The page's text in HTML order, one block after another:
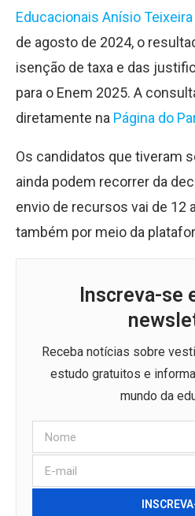
Educacionais Anísio
de agosto de 2024, o
isenção de taxa e das
para o Enem 2025. A
diretamente na Página do
Os candidatos que tiveram
ainda podem recorrer da
envio de recursos vai de 12
também por meio da
Inscreva-se
Receba notícias sobre
estudo gratuitos e
mundo da